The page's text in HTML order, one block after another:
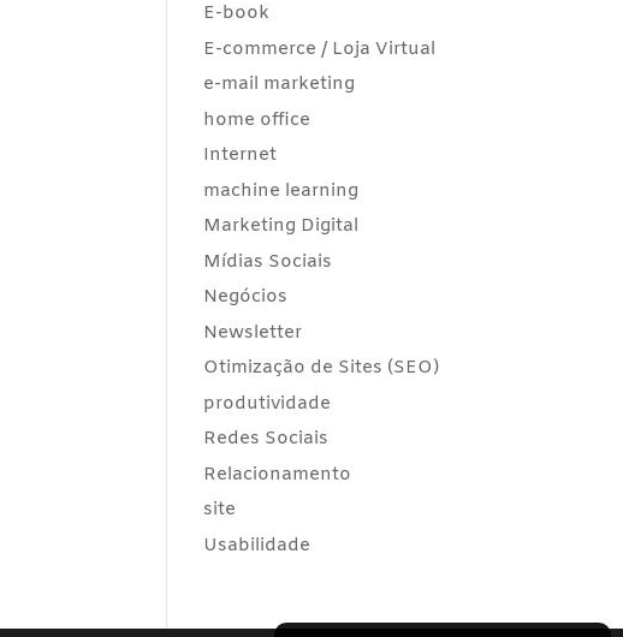
E-book
E-commerce / Loja Virtual
e-mail marketing
home office
Internet
machine learning
Marketing Digital
Mídias Sociais
Negócios
Newsletter
Otimização de Sites (SEO)
produtividade
Redes Sociais
Relacionamento
site
Usabilidade